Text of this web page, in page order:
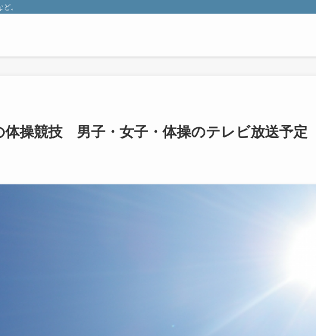
。
体操競技 男子・女子・体操のテレビ放送予定